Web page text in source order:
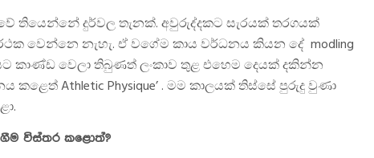
තියෙන්නේ දුර්වල තැනක්. අවුරුද්දකට සැරයක් තරගයක්
වෙන්නෙ නැහැ. ඒ වගේම කාය වර්ධනය කියන දේ modling
විදියට කාණ්ඩ වෙලා තිබුණත් ලංකාව තුළ එහෙම දෙයක් දකින්න
Athletic Physique’ . මම කාලයක් තිස්සේ පුරුදු වුණා
විස්තර කළොත්?